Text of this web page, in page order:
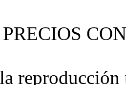
PRECIOS